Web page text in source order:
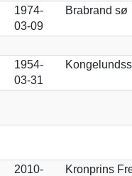
1974-
03-09
Brabrand sø
1954-
03-31
2010-
Kronprins